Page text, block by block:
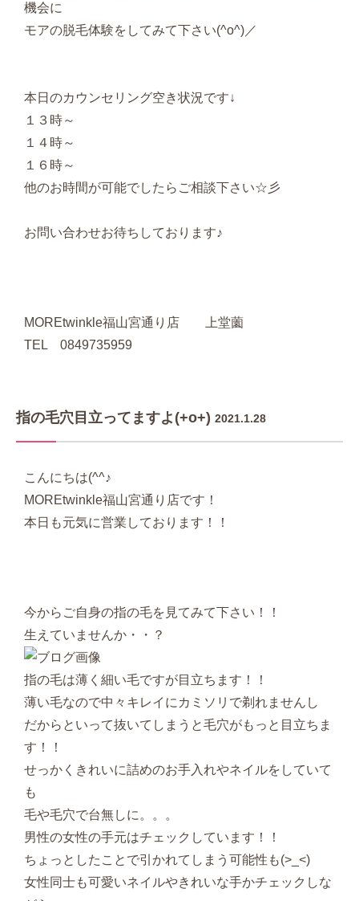
機会に
モアの脱毛体験をしてみて下さい(^o^)／
本日のカウンセリング空き状況です↓
１３時～
１４時～
１６時～
他のお時間が可能でしたらご相談下さい☆彡
お問い合わせお待ちしております♪
MOREtwinkle福山宮通り店 上堂薗
TEL 0849735959
指の毛穴目立ってますよ(+o+) 2021.1.28
こんにちは(^^♪
MOREtwinkle福山宮通り店です！
本日も元気に営業しております！！
今からご自身の指の毛を見てみて下さい！！
生えていませんか・・？
指の毛は薄く細い毛ですが目立ちます！！
薄い毛なので中々キレイにカミソリで剃れませんし
だからといって抜いてしまうと毛穴がもっと目立ちま
す！！
せっかくきれいに詰めのお手入れやネイルをしていて
も
毛や毛穴で台無しに。。。
男性の女性の手元はチェックしています！！
ちょっとしたことで引かれてしまう可能性も(>_<)
女性同士も可愛いネイルやきれいな手かチェックしな